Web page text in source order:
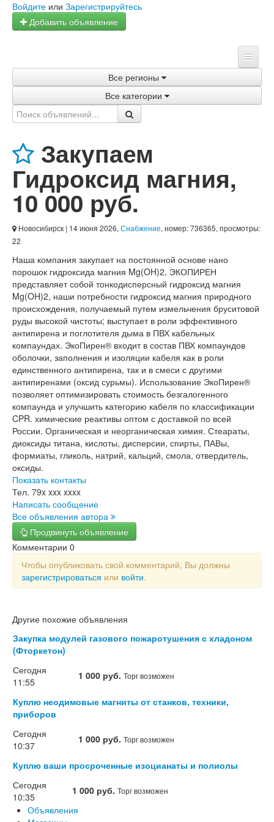
Войдите или Зарегистрируйтесь
Добавить объявление
Объявления
Услуги
Статьи
Все регионы
Все категории
Закупаем
Гидроксид магния,
10 000 руб.
Новосибирск | 14 июня 2026, Снабжение, номер: 736365, просмотры:
22
Наша компания закупает на постоянной основе нано
порошок гидроксида магния Mg(OH)2, ЭКОПИРЕН
представляет собой тонкодисперсный гидроксид магния
Mg(OH)2, наши потребности гидроксид магния природного
происхождения, получаемый путем измельчения бруситовой
руды высокой чистоты; выступает в роли эффективного
антипирена и поглотителя дыма в ПВХ кабельных
компаундах. ЭкоПирен® входит в состав ПВХ компаундов
оболочки, заполнения и изоляции кабеля как в роли
единственного антипирена, так и в смеси с другими
антипиренами (оксид сурьмы). Использование ЭкоПирен®
позволяет оптимизировать стоимость безгалогенного
компаунда и улучшить категорию кабеля по классификации
CPR. химические реактивы оптом с доставкой по всей
России. Органическая и неорганическая химия. Стеараты,
диоксиды титана, кислоты, дисперсии, спирты, ПАВы,
формиаты, гликоль, натрий, кальций, смола, отвердитель,
оксиды.
Показать контакты
Тел. 79x xxx xxxx
Написать сообщение
Все объявления автора
Продвинуть объявление
Комментарии 0
Чтобы опубликовать свой комментарий, Вы должны
зарегистрироваться или войти.
Другие похожие объявления
Закупка модулей газового пожаротушения с хладоном
(Фторкетон)
Сегодня
11:55
1 000 руб. Торг возможен
Куплю неодимовые магниты от станков, техники,
приборов
Сегодня
10:37
1 000 руб. Торг возможен
Куплю ваши просроченные изоцианаты и полиолы
Сегодня
10:35
1 000 руб. Торг возможен
Объявления